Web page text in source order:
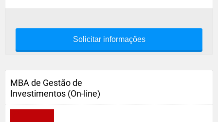
Solicitar informações
MBA de Gestão de
Investimentos (On-line)